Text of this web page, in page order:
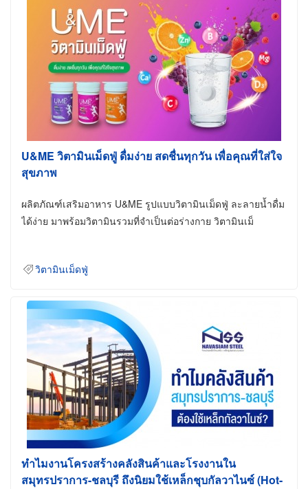
U&ME วิตามินเม็ดฟู่ ดื่มง่าย สดชื่นทุกวัน เพื่อคุณที่ใส่ใจ
สุขภาพ
ผลิตภัณฑ์เสริมอาหาร U&ME รูปแบบวิตามินเม็ดฟู่ ละลายน้ำดื่ม
ได้ง่าย มาพร้อมวิตามินรวมที่จำเป็นต่อร่างกาย วิตามินเม็
วิตามินเม็ดฟู่
ทำไมงานโครงสร้างคลังสินค้าและโรงงานใน
สมุทรปราการ-ชลบุรี ถึงนิยมใช้เหล็กชุบกัลวาไนซ์ (Hot-